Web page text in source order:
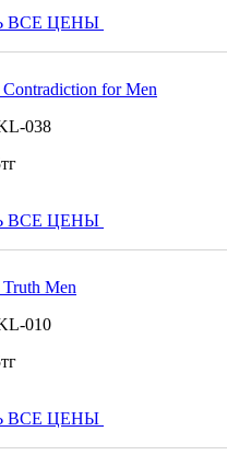
ВСЕ ЦЕНЫ
for Men
038
тг
ВСЕ ЦЕНЫ
Men
010
тг
ВСЕ ЦЕНЫ